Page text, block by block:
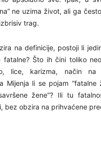
ne uzima život, ali ga
trag.
na definicije, postoji li
fatalne? Što ih čini toliko
lice, karizma, način na
Mijenja li se pojam “fatalne
žene”? Ili tu
bez obzira na prihvaćene